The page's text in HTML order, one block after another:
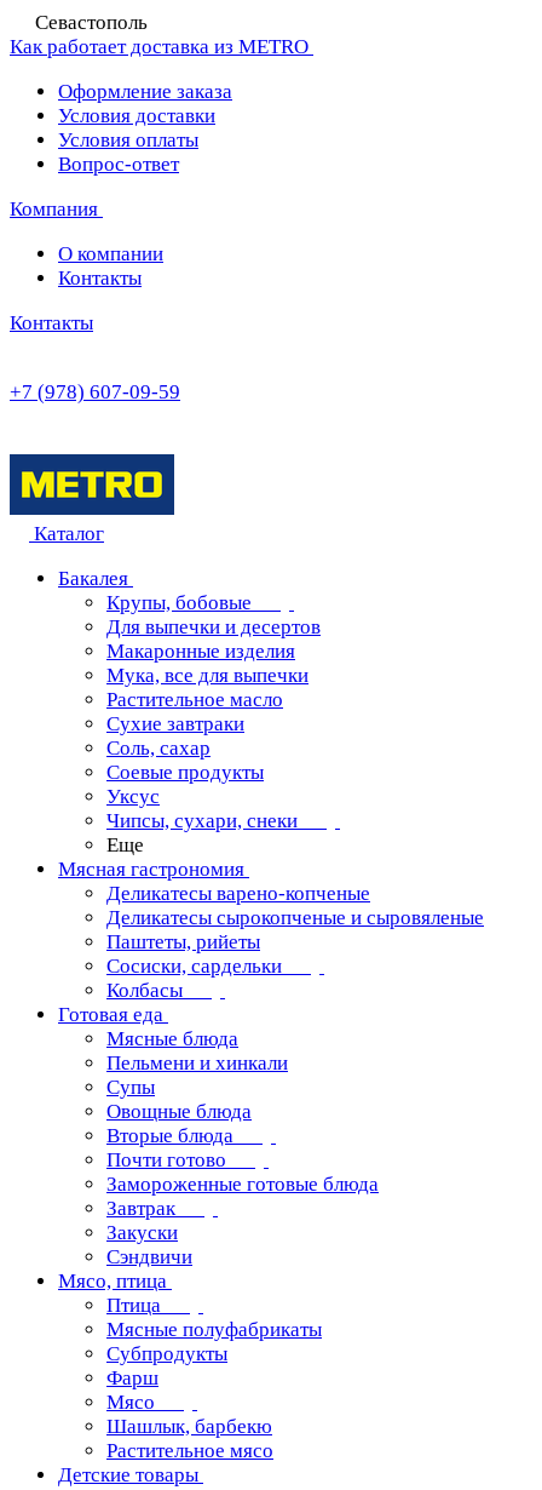
Севастополь
Как работает доставка из METRO
Оформление заказа
Условия доставки
Условия оплаты
Вопрос-ответ
Компания
О компании
Контакты
Контакты
+7 (978) 607-09-59
Каталог
Бакалея
Крупы, бобовые
Для выпечки и десертов
Макаронные изделия
Мука, все для выпечки
Растительное масло
Сухие завтраки
Соль, сахар
Соевые продукты
Уксус
Чипсы, сухари, снеки
Еще
Мясная гастрономия
Деликатесы варено-копченые
Деликатесы сырокопченые и сыровяленые
Паштеты, рийеты
Сосиски, сардельки
Колбасы
Готовая еда
Мясные блюда
Пельмени и хинкали
Супы
Овощные блюда
Вторые блюда
Почти готово
Замороженные готовые блюда
Завтрак
Закуски
Сэндвичи
Мясо, птица
Птица
Мясные полуфабрикаты
Субпродукты
Фарш
Мясо
Шашлык, барбекю
Растительное мясо
Детские товары